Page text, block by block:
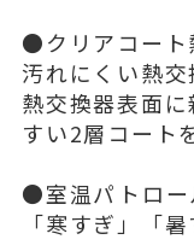
●クリアコート
汚れにくい熱交
熱交換器表面
すい2層コート
●室温パトロー
「寒すぎ」「